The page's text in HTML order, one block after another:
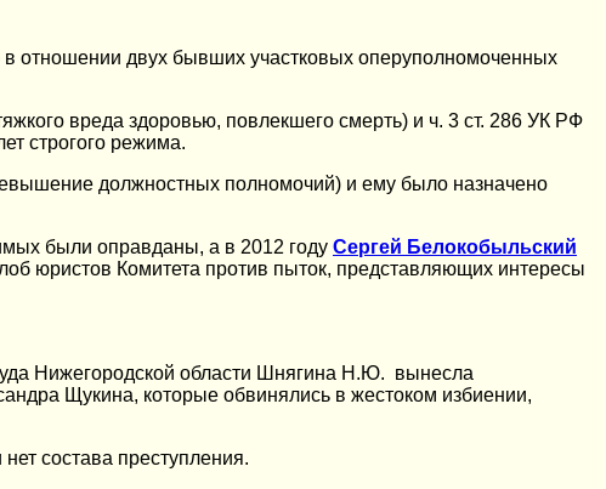
отношении двух бывших участковых оперуполномоченных
вреда здоровью, повлекшего смерть) и ч. 3 ст. 286 УК РФ
строгого режима.
должностных полномочий) и ему было назначено
были оправданы, а в 2012 году Сергей Белокобыльский
юристов Комитета против пыток, представляющих интересы
Нижегородской области Шнягина Н.Ю. вынесла
Щукина, которые обвинялись в жестоком избиении,
состава преступления.